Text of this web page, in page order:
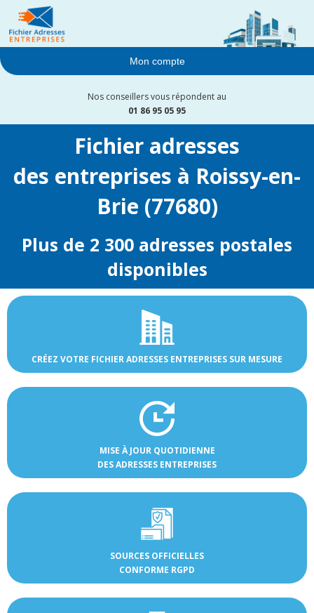
Mon compte
Nos conseillers vous répondent au
01 86 95 05 95
Fichier adresses
des entreprises à Roissy-en-
Brie (77680)
Plus de 2 300 adresses postales
disponibles
CRÉEZ VOTRE FICHIER ADRESSES ENTREPRISES SUR MESURE
MISE À JOUR QUOTIDIENNE
DES ADRESSES ENTREPRISES
SOURCES OFFICIELLES
CONFORME RGPD